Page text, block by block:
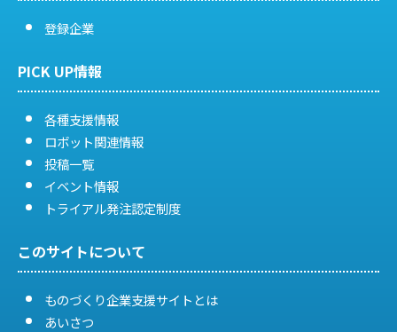
登録企業
PICK UP情報
各種支援情報
ロボット関連情報
投稿一覧
イベント情報
トライアル発注認定制度
このサイトについて
ものづくり企業支援サイトとは
あいさつ